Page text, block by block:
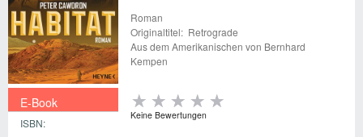
E-Book
ISBN:
Roman
Originaltitel: Retrograde
Aus dem Amerikanischen von Bernhard
Kempen
Keine Bewertungen